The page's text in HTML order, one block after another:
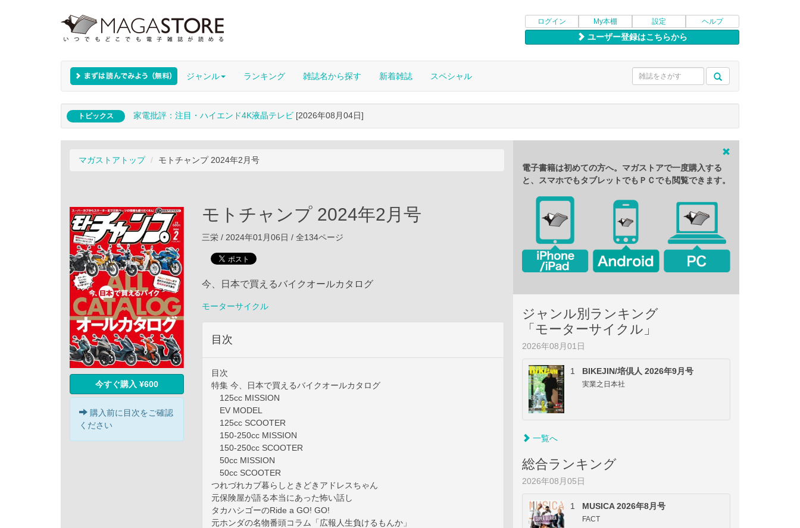
ログイン My本棚 設定 ヘルプ
ユーザー登録はこちらから
ジャンル ランキング 雑誌名から探す 新着雑誌 スペシャル
トピックス 家電批評：注目・ハイエンド4K液晶テレビ [2026年08月04日]
マガストアトップ モトチャンプ 2024年2月号
今すぐ購入 ¥600
購入前に目次をご確認
ください
モトチャンプ 2024年2月号
三栄 / 2024年01月06日 / 全134ページ
今、日本で買えるバイクオールカタログ
モーターサイクル
目次
目次
特集 今、日本で買えるバイクオールカタログ
125cc MISSION
EV MODEL
125cc SCOOTER
150-250cc MISSION
150-250cc SCOOTER
50cc MISSION
50cc SCOOTER
つれづれカブ暮らしときどきアドレスちゃん
元保険屋が語る本当にあった怖い話し
タカハシゴーのRide a GO! GO!
元ホンダの名物番頭コラム「広報人生負けるもんか」
電子書籍は初めての方へ。マガストアで一度購入する
と、スマホでもタブレットでもＰＣでも閲覧できます。
ジャンル別ランキング
「モーターサイクル」
2026年08月01日
1 BIKEJIN/培倶人 2026年9月号
実業之日本社
一覧へ
総合ランキング
2026年08月05日
1 MUSICA 2026年8月号
FACT